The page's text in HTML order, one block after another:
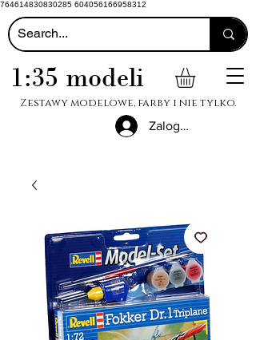
764614830830285 604056166958312
1:35 modeli
Zestawy modelowe, farby i nie tylko.
Zaloguj się